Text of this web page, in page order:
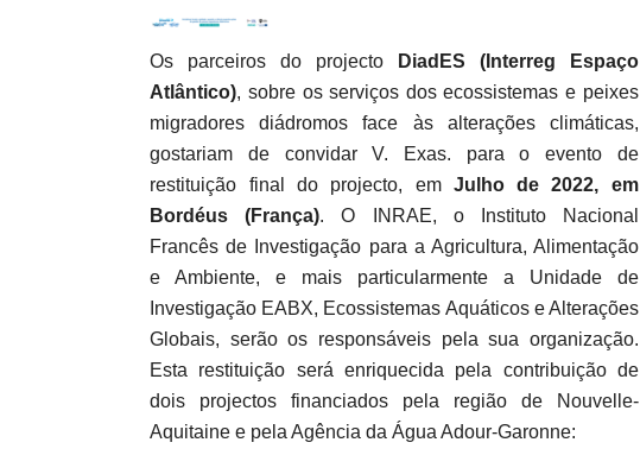
Os parceiros do projecto
DiadES (Interreg Espaço
Atlântico), sobre os serviços dos ecossistemas e peixes
migradores diádromos face às alterações climáticas,
gostariam de convidar V. Exas. para o evento de
restituição final do projecto, em Julho de 2022, em
Bordéus (França). O INRAE, o Instituto Nacional
Francês de Investigação para a Agricultura, Alimentação
e Ambiente, e mais particularmente a Unidade de
Investigação EABX, Ecossistemas Aquáticos e Alterações
Globais, serão os responsáveis pela sua organização.
Esta restituição será enriquecida pela contribuição de
dois projectos financiados pela região de Nouvelle-
Aquitaine e pela Agência da Água Adour-Garonne: